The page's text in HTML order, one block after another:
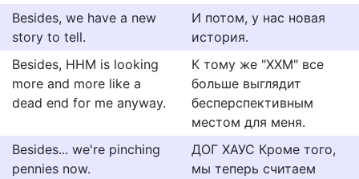
Besides, we have a new
story to tell.
И потом, у нас новая
история.
Besides, HHM is looking
more and more like a
dead end for me anyway.
К тому же "ХХМ" все
больше выглядит
бесперспективным
местом для меня.
Besides... we're pinching
pennies now.
ДОГ ХАУС Кроме того,
мы теперь считаем